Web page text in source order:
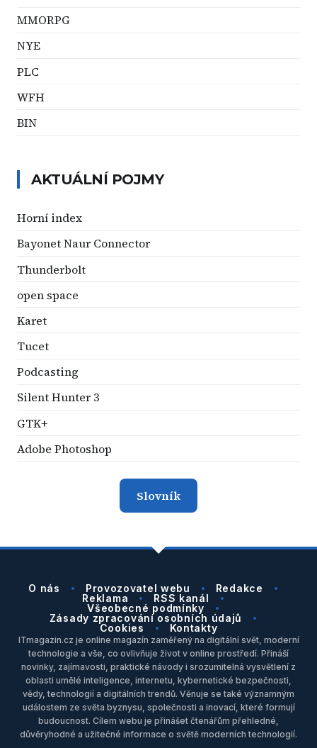
MMORPG
NYE
PLC
WFH
BIN
AKTUÁLNÍ POJMY
Horní index
Bayonet Naur Connector
Thunderbolt
open space
Karet
Tucet
Podcasting
Silent Hunter 3
GTK+
Adobe Photoshop
Slovník
O nás Provozovatel webu
Redakce
Reklama
RSS kanál
Všeobecné podmínky
Zásady zpracování osobních údajů
Cookies
Kontakty
ITmagazin.cz je online magazín zaměřený na digitální svět, moderní
technologie a vše, co ovlivňuje život v online prostředí. Přináší
novinky, zajímavosti, praktické návody i srozumitelná vysvětlení z
oblasti umělé inteligence, internetu, kybernetické bezpečnosti,
vědy, technologií a digitálních trendů. Věnuje se také významným
událostem ze světa byznysu, společnosti a inovací, které formují
budoucnost. Cílem webu je přinášet čtenářům přehledné,
důvěryhodné a užitečné informace o světě moderních technologií.